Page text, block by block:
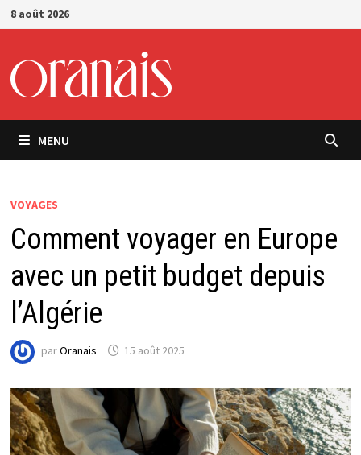
Passer
au
8 août 2026
MENU
VOYAGES
Comment voyager en Europe
avec un petit budget depuis
l’Algérie
parOranais 15 août 2025